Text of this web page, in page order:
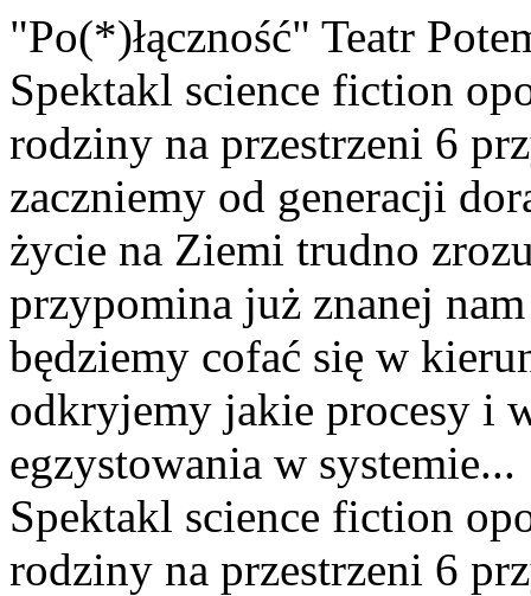
"Po(*)łączność" Teatr
Spektakl science fiction
rodziny na przestrzeni 6
zaczniemy od generacji
życie na Ziemi trudno
przypomina już znanej
będziemy cofać się w
odkryjemy jakie procesy i
egzystowania w systemie...
Spektakl science fiction
rodziny na przestrzeni 6